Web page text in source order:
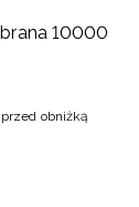
10000
obniżką